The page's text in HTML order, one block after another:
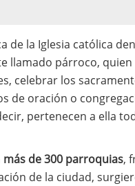
de la Iglesia católica
llamado párroco,
celebrar los
de oración o
pertenecen a ella
más de 300 parroquias,
de la ciudad,